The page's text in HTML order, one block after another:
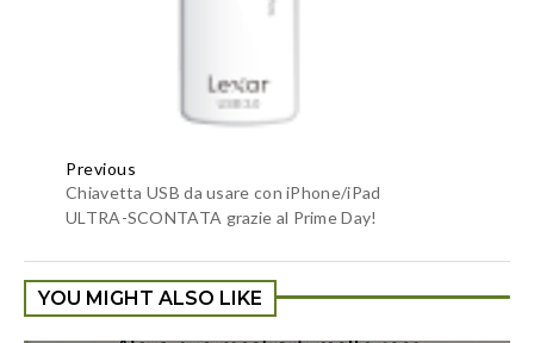
Previous
Chiavetta USB da usare con iPhone/iPad
ULTRA-SCONTATA grazie al Prime Day!
YOU MIGHT ALSO LIKE